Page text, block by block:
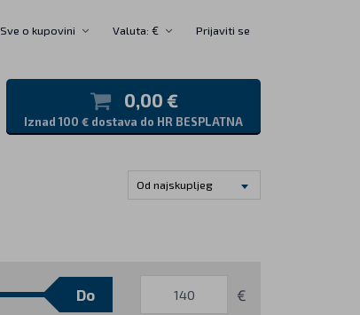
Sve o kupovini Valuta: € Prijaviti se
0,00 €
Iznad 100 € dostava do HR BESPLATNA
Od najskupljeg
€